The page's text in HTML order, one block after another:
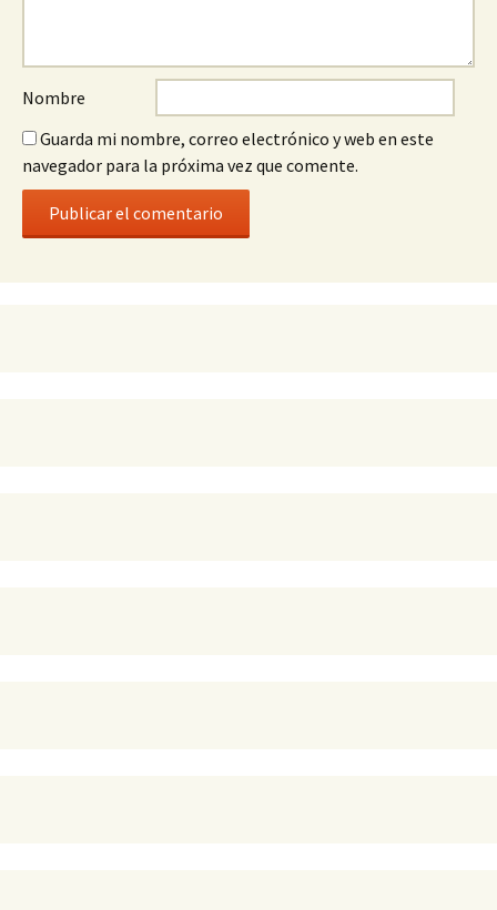
Nombre
Guarda mi nombre, correo electrónico y web en este
navegador para la próxima vez que comente.